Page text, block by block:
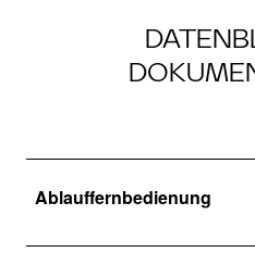
Ablauffernbedienung